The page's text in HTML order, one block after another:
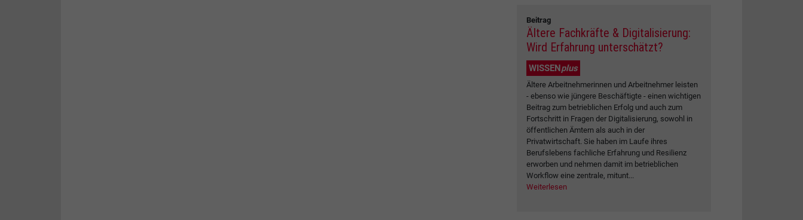
Beitrag
Ältere Fachkräfte & Digitalisierung:
Wird Erfahrung unterschätzt?
WISSENplus
Ältere Arbeitnehmerinnen und Arbeitnehmer leisten
- ebenso wie jüngere Beschäftigte - einen wichtigen
Beitrag zum betrieblichen Erfolg und auch zum
Fortschritt in Fragen der Digitalisierung, sowohl in
öffentlichen Ämtern als auch in der
Privatwirtschaft. Sie haben im Laufe ihres
Berufslebens fachliche Erfahrung und Resilienz
erworben und nehmen damit im betrieblichen
Workflow eine zentrale, mitunt...
Weiterlesen